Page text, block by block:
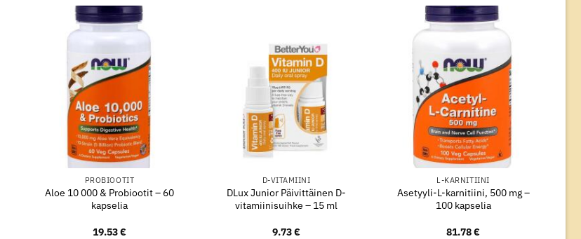
PROBIOOTIT
Aloe 10 000 & Probiootit – 60
kapselia
19.53€
D-VITAMIINI
DLux Junior Päivittäinen D-
vitamiinisuihke – 15 ml
9.73€
L-KARNITIINI
Asetyyli-L-karnitiini, 500 mg –
100 kapselia
81.78€